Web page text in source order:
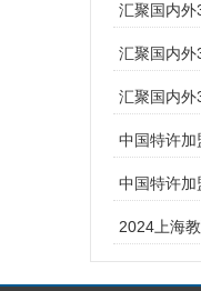
汇聚国内
汇聚国内
汇聚国内
中国特许加
中国特许加
2024上海